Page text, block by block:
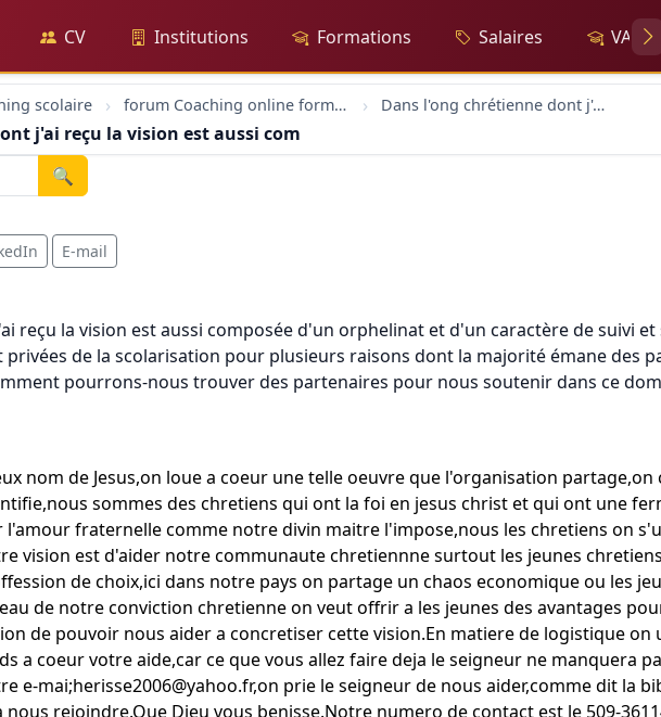
CV Institutions Formations Salaires VAE
scolaire forum Coaching online formation professionelle emploi education Dans l'ong chrétienne dont j'ai reçu la vision est aussi com
j'ai reçu la vision est aussi com
🔍
E-mail
reçu la vision est aussi composée d'un orphelinat et d'un caractère de suivi
de la scolarisation pour plusieurs raisons dont la majorité émane des
pourrons-nous trouver des partenaires pour nous soutenir dans ce
nom de Jesus,on loue a coeur une telle oeuvre que l'organisation
sommes des chretiens qui ont la foi en jesus christ et qui ont une
fraternelle comme notre divin maitre l'impose,nous les chretiens on
vision est d'aider notre communaute chretiennne surtout les jeunes
de choix,ici dans notre pays on partage un chaos economique ou les
de notre conviction chretienne on veut offrir a les jeunes des avantages
de pouvoir nous aider a concretiser cette vision.En matiere de logistique on
a coeur votre aide,car ce que vous allez faire deja le seigneur ne manquera
e-mai;herisse2006@yahoo.fr,on prie le seigneur de nous aider,comme dit la
rejoindre.Que Dieu vous benisse.Notre numero de contact est le 509-